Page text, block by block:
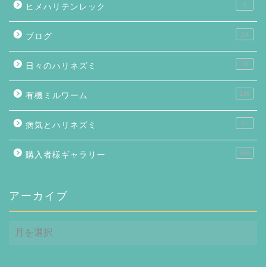
ヒメハリテンレック 8
ブログ 14
日々のハリネズミ 76
有機ミルワーム 146
病気とハリネズミ 87
購入者様ギャラリー 158
アーカイブ
ー